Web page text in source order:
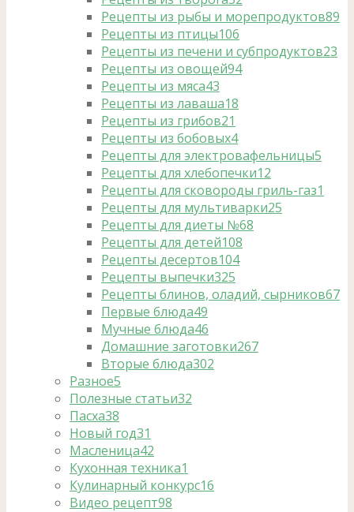
Рецепты из рыбы и морепродуктов89
Рецепты из птицы106
Рецепты из печени и субпродуктов23
Рецепты из овощей94
Рецепты из мяса43
Рецепты из лаваша18
Рецепты из грибов21
Рецепты из бобовых4
Рецепты для электровафельницы5
Рецепты для хлебопечки12
Рецепты для сковороды гриль-газ1
Рецепты для мультиварки25
Рецепты для диеты №68
Рецепты для детей108
Рецепты десертов104
Рецепты выпечки325
Рецепты блинов, оладий, сырников67
Первые блюда49
Мучные блюда46
Домашние заготовки267
Вторые блюда302
Разное5
Полезные статьи32
Пасха38
Новый год31
Масленица42
Кухонная техника1
Кулинарный конкурс16
Видео рецепт98